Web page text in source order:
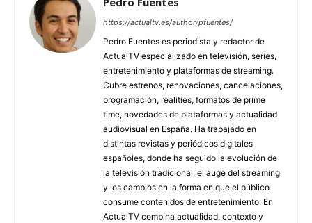
https://actualtv.es/author/pfuentes/
Pedro Fuentes es periodista y redactor de
ActualTV especializado en televisión, series,
entretenimiento y plataformas de streaming.
Cubre estrenos, renovaciones, cancelaciones,
programación, realities, formatos de prime
time, novedades de plataformas y actualidad
audiovisual en España. Ha trabajado en
distintas revistas y periódicos digitales
españoles, donde ha seguido la evolución de
la televisión tradicional, el auge del streaming
y los cambios en la forma en que el público
consume contenidos de entretenimiento. En
ActualTV combina actualidad, contexto y